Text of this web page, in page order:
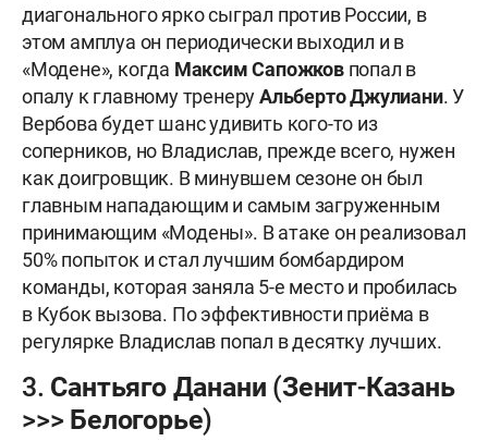
диагонального ярко сыграл против России, в
этом амплуа он периодически выходил и в
«Модене», когда Максим Сапожковпопал в
опалу к главному тренеруАльберто Джулиани. У
Вербова будет шанс удивить кого-то из
соперников, но Владислав, прежде всего, нужен
как доигровщик. В минувшем сезоне он был
главным нападающим и самым загруженным
принимающим «Модены». В атаке он реализовал
50% попыток и стал лучшим бомбардиром
команды, которая заняла 5-е место и пробилась
в Кубок вызова. По эффективности приёма в
регулярке Владислав попал в десятку лучших.
3. Сантьяго Данани (Зенит-Казань
>>> Белогорье)